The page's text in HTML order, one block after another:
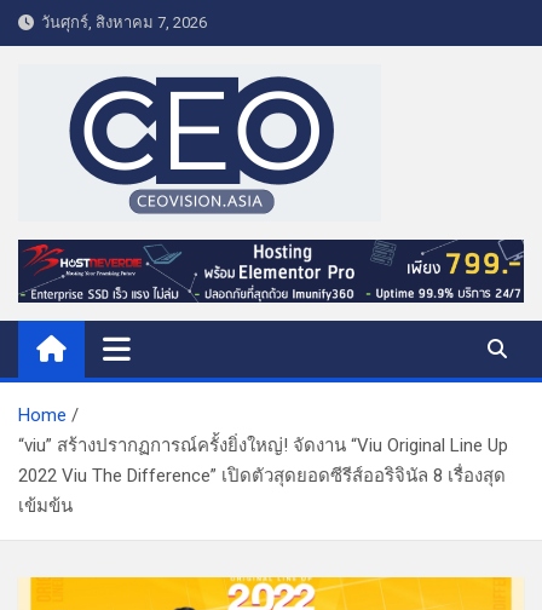
k
e
t
วันศุกร์, สิงหาคม 7, 2026
CEO VISION.ASIA
Business & Lifestyle
Home
“viu” สร้างปรากฏการณ์ครั้งยิ่งใหญ่! จัดงาน “Viu Original Line Up
2022 Viu The Difference” เปิดตัวสุดยอดซีรีส์ออริจินัล 8 เรื่องสุด
เข้มข้น